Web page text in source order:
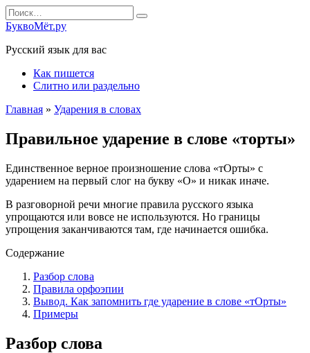
Перейти
к
содержанию
Search
for:
БуквоМёт.ру
Русский язык для вас
Как пишется
Слитно или раздельно
Главная » Ударения в словах
Правильное ударение в слове «торты»
Единственное верное произношение слова «тОрты» с
ударением на первый слог на букву «О» и никак иначе.
В разговорной речи многие правила русского языка
упрощаются или вовсе не используются. Но границы
упрощения заканчиваются там, где начинается ошибка.
Содержание
Разбор слова
Правила орфоэпии
Вывод. Как запомнить где ударение в слове «тОрты»
Примеры
Разбор слова